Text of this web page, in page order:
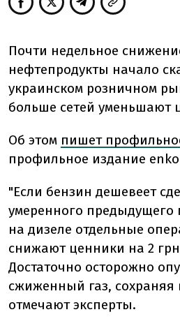
Почти недельное
нефтепродукты начало
украинском розничном
больше сетей уменьшают
Об этом пишет
профильное издание
"Если бензин дешевеет
умеренного предыдущего
на дизеле отдельные
снижают ценники на 2
Достаточно осторожно
сжиженный газ, сохраняя
отмечают эксперты.